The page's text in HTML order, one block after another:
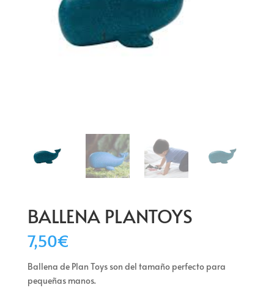
BALLENA PLANTOYS
7,50€
Ballena de Plan Toys son del tamaño perfecto para
pequeñas manos.